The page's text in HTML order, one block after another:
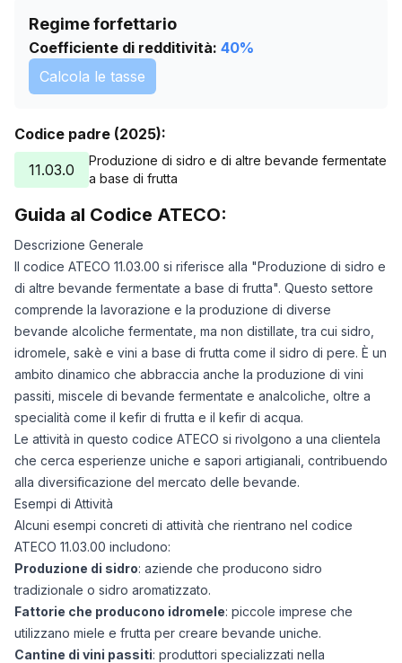
10/06/2025
11/06/2025
12/06/2025
13/06/2025
15/06/2025
16/06/2025
0
17/06/2025
18/06/2025
20/06/2025
22/06/2025
0
23/06/2025
0
21/10/2025
0
24/11/2025
0
28/12/2025
0
31/01/2026
0
06/03/2026
0
09/04/2026
0
13/05/2026
0
16/06/2026
20/07/2026
0
Regime forfettario
Coefficiente di redditività: 40%
Calcola le tasse
Codice padre (2025):
11.03.0
Produzione di sidro e di altre bevande fermentate
a base di frutta
Guida al Codice ATECO:
Descrizione Generale
Il codice ATECO 11.03.00 si riferisce alla "Produzione di sidro e
di altre bevande fermentate a base di frutta". Questo settore
comprende la lavorazione e la produzione di diverse
bevande alcoliche fermentate, ma non distillate, tra cui sidro,
idromele, sakè e vini a base di frutta come il sidro di pere. È un
ambito dinamico che abbraccia anche la produzione di vini
passiti, miscele di bevande fermentate e analcoliche, oltre a
specialità come il kefir di frutta e il kefir di acqua.
Le attività in questo codice ATECO si rivolgono a una clientela
che cerca esperienze uniche e sapori artigianali, contribuendo
alla diversificazione del mercato delle bevande.
Esempi di Attività
Alcuni esempi concreti di attività che rientrano nel codice
ATECO 11.03.00 includono:
Produzione di sidro: aziende che producono sidro
tradizionale o sidro aromatizzato.
Fattorie che producono idromele: piccole imprese che
utilizzano miele e frutta per creare bevande uniche.
Cantine di vini passiti: produttori specializzati nella